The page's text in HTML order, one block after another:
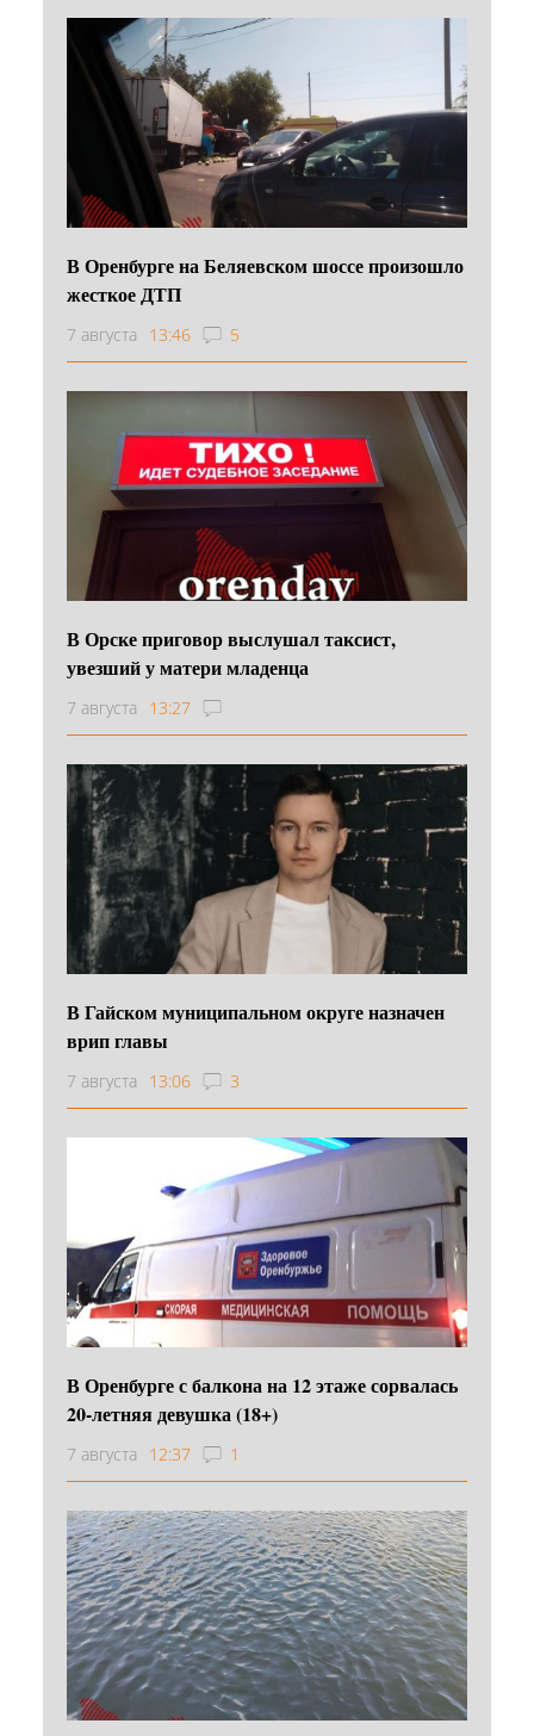
В Оренбурге на Беляевском шоссе произошло
жесткое ДТП
7 августа 13:46 5
В Орске приговор выслушал таксист,
увезший у матери младенца
7 августа 13:27
В Гайском муниципальном округе назначен
врип главы
7 августа 13:06 3
В Оренбурге с балкона на 12 этаже сорвалась
20-летняя девушка (18+)
7 августа 12:37 1